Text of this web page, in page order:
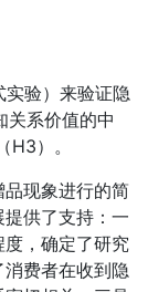
实验）来验证隐
关系价值的中
）。
现象进行的简
供了支持：一
，确定了研究
费者在收到隐